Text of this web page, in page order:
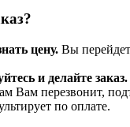
цену. Вы
и делайте заказ.
Вам перезвонит,
по оплате.